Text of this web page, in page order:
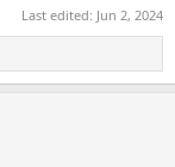
Last edited: Jun 2, 2024